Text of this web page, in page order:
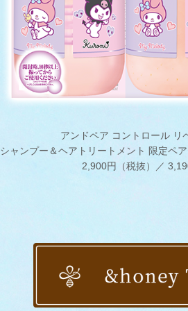
アンドペア コントロール リ
シャンプー＆ヘアトリートメント 限定ペ
2,900円（税抜）／